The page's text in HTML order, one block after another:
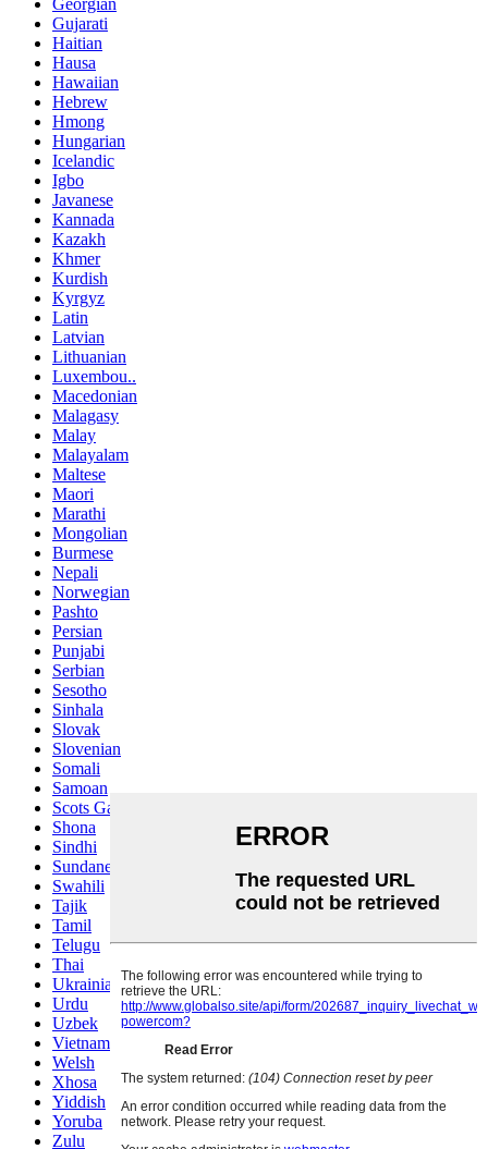
Georgian
Gujarati
Haitian
Hausa
Hawaiian
Hebrew
Hmong
Hungarian
Icelandic
Igbo
Javanese
Kannada
Kazakh
Khmer
Kurdish
Kyrgyz
Latin
Latvian
Lithuanian
Luxembou..
Macedonian
Malagasy
Malay
Malayalam
Maltese
Maori
Marathi
Mongolian
Burmese
Nepali
Norwegian
Pashto
Persian
Punjabi
Serbian
Sesotho
Sinhala
Slovak
Slovenian
Somali
Samoan
Scots Gaelic
Shona
Sindhi
Sundanese
Swahili
Tajik
Tamil
Telugu
Thai
Ukrainian
Urdu
Uzbek
Vietnamese
Welsh
Xhosa
Yiddish
Yoruba
Zulu